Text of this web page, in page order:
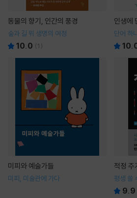
동물의 향기, 인간의 풍경
숲과 길 위 생명의 여정
10.0 (1 )
인생에
단어 하
미피와 예술가들
미피, 미술관에 가다
적정 주
평생 쓸
9.9